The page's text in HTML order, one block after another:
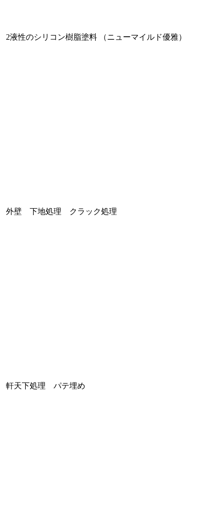
2液性のシリコン樹脂塗料 （ニューマイルド優雅）
外壁 下地処理 クラック処理
軒天下処理 パテ埋め